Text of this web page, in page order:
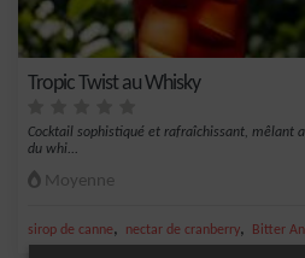
Tropic Twist au Whisky
Cocktail sophistiqué et rafraîchissant, mêlant
du whi...
Moyenne
sirop de canne, nectar de cranberry, Bitter